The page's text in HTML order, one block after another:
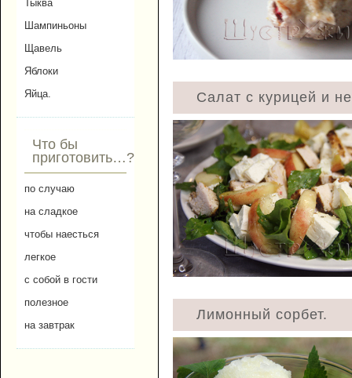
Тыква
Шампиньоны
Щавель
Яблоки
Яйца.
Что бы
приготовить…?
по случаю
на сладкое
чтобы наесться
легкое
с собой в гости
полезное
на завтрак
Салат с курицей и
Лимонный сорбет.